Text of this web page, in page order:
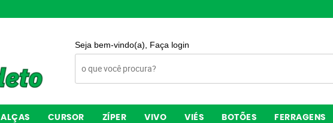
Seja bem-vindo(a), Faça login
ALÇAS CURSOR ZÍPER VIVO VIÉS BOTÕES FERRAGENS